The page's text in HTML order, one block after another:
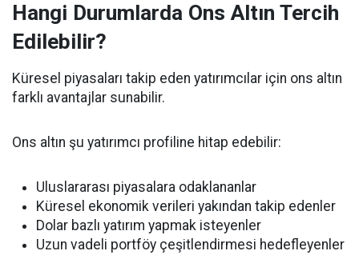
Hangi Durumlarda Ons Altın Tercih
Edilebilir?
Küresel piyasaları takip eden yatırımcılar için ons altın
farklı avantajlar sunabilir.
Ons altın şu yatırımcı profiline hitap edebilir:
Uluslararası piyasalara odaklananlar
Küresel ekonomik verileri yakından takip edenler
Dolar bazlı yatırım yapmak isteyenler
Uzun vadeli portföy çeşitlendirmesi hedefleyenler